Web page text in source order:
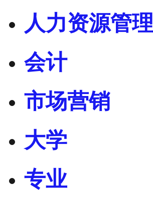
人力资源管理
会计
市场营销
大学
专业